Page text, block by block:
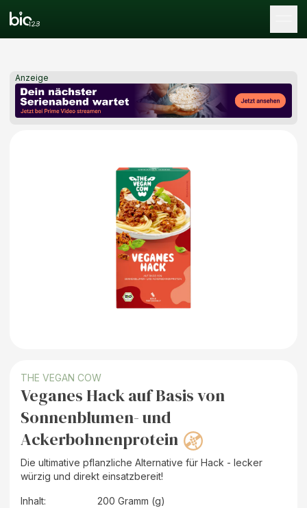
Anzeige
THE VEGAN COW
Veganes Hack auf Basis von
Sonnenblumen- und
Ackerbohnenprotein
Die ultimative pflanzliche Alternative für Hack - lecker
würzig und direkt einsatzbereit!
Inhalt:
200 Gramm (g)